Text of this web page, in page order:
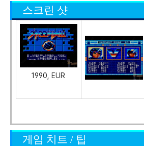
스크린 샷
1990, EUR
게임 치트 / 팁